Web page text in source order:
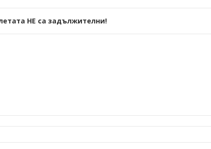
НЕ са задължителни!